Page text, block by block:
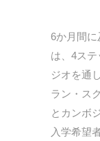
6か月間に
は、4ス
ジオを通
ラン・ス
とカンボ
入学希望